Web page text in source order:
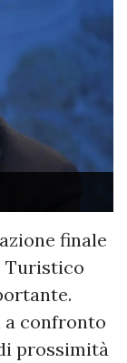
finale
Turistico
a confronto
prossimità